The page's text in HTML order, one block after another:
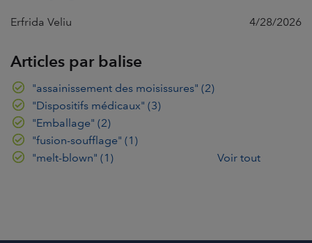
Erfrida Veliu 4/28/2026
Articles par balise
"assainissement des moisissures" (2)
"Dispositifs médicaux" (3)
"Emballage" (2)
"fusion-soufflage" (1)
"melt-blown" (1) Voir tout